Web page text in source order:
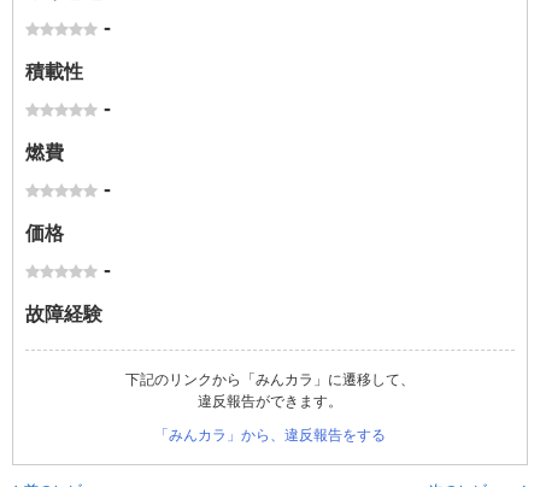
-
積載性
-
燃費
-
価格
-
故障経験
下記のリンクから「みんカラ」に遷移して、
違反報告ができます。
「みんカラ」から、違反報告をする